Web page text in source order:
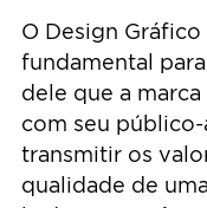
O Design Gráfico
fundamental
dele que a
com seu
transmitir os
qualidade de